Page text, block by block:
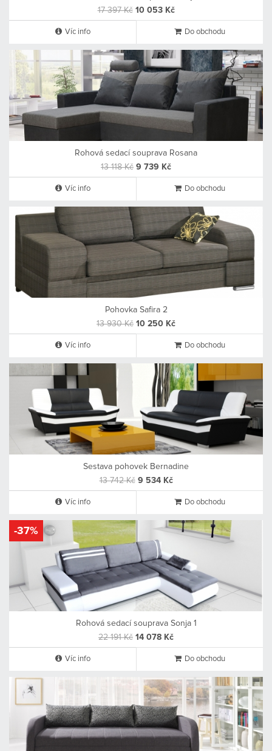
17 397 Kč 10 053 Kč
Víc info Do obchodu
Rohová sedací souprava Rosana
13 118 Kč 9 739 Kč
Víc info Do obchodu
Pohovka Safira 2
13 930 Kč 10 250 Kč
Víc info Do obchodu
Sestava pohovek Bernadine
13 742 Kč 9 534 Kč
Víc info Do obchodu
-37%
Rohová sedací souprava Sonja 1
22 191 Kč 14 078 Kč
Víc info Do obchodu